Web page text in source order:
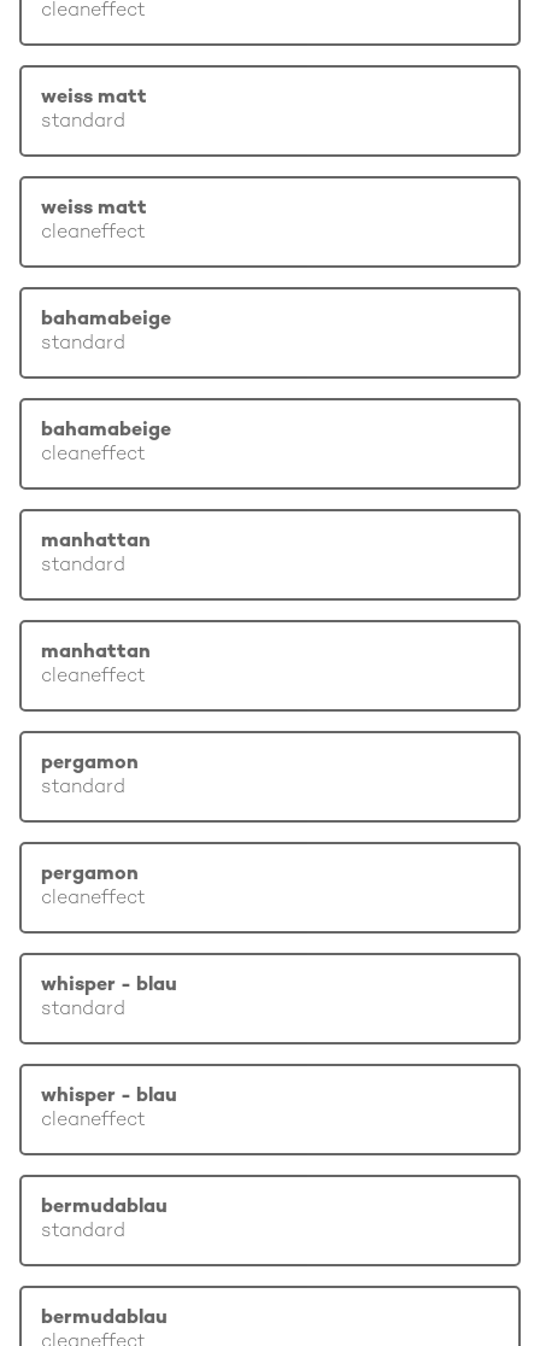
cleaneffect
weiss matt
standard
weiss matt
cleaneffect
bahamabeige
standard
bahamabeige
cleaneffect
manhattan
standard
manhattan
cleaneffect
pergamon
standard
pergamon
cleaneffect
whisper - blau
standard
whisper - blau
cleaneffect
bermudablau
standard
bermudablau